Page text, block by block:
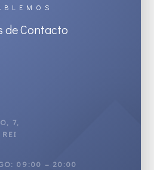
de Contacto
7,
09:00 – 20:00